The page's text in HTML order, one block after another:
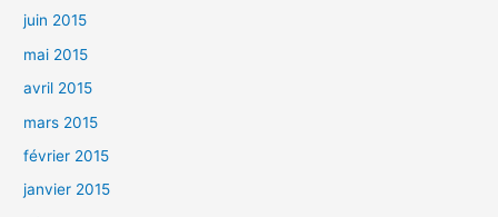
juin 2015
mai 2015
avril 2015
mars 2015
février 2015
janvier 2015